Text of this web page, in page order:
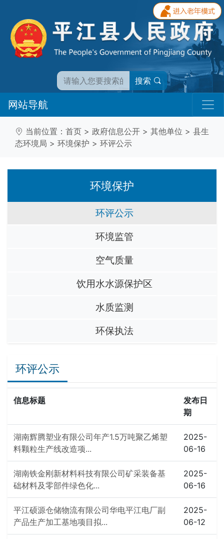
搜索
网站导航
当前位置： 首页 > 政府信息公开 > 其他单位 > 县生
态环境局 > 环境保护 > 环评公示
环境保护
环评公示
环境监管
空气质量
饮用水水源保护区
水质监测
环保执法
环评公示
信息标题
发布日
期
湖南辉腾塑业有限公司年产1.5万吨聚乙烯塑
料颗粒生产线改造项...
2025-
06-16
湖南铁金刚新材料科技有限公司矿采装备基
础材料及零部件绿色化...
2025-
06-16
平江硕源仓储物流有限公司华电平江电厂副
产品生产加工基地项目拟...
2025-
06-12